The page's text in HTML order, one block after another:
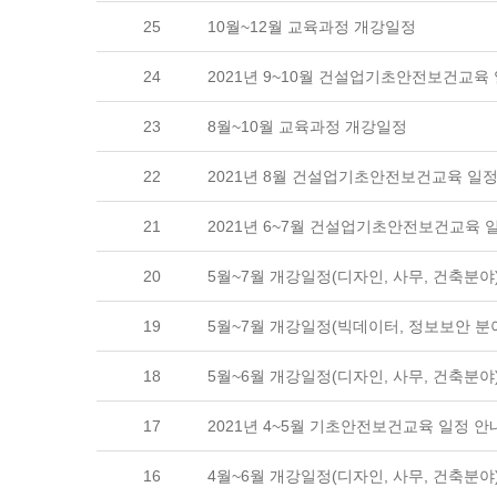
25 10월~12월 교육과정 개강일정
24 2021년 9~10월 건설업기초안전보건교육
23 8월~10월 교육과정 개강일정
22 2021년 8월 건설업기초안전보건교육 일정
21 2021년 6~7월 건설업기초안전보건교육 일
20 5월~7월 개강일정(디자인, 사무, 건축분야
19 5월~7월 개강일정(빅데이터, 정보보안 분
18 5월~6월 개강일정(디자인, 사무, 건축분야
17 2021년 4~5월 기초안전보건교육 일정 안
16 4월~6월 개강일정(디자인, 사무, 건축분야